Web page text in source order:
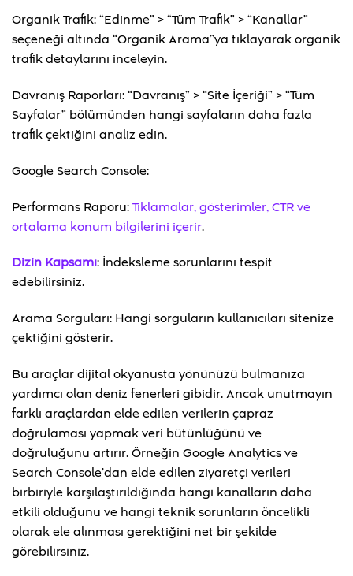
Organik Trafik: “Edinme” > “Tüm Trafik” > “Kanallar”
seçeneği altında “Organik Arama”ya tıklayarak organik
trafik detaylarını inceleyin.
Davranış Raporları: “Davranış” > “Site İçeriği” > “Tüm
Sayfalar” bölümünden hangi sayfaların daha fazla
trafik çektiğini analiz edin.
Google Search Console:
Performans Raporu:Tıklamalar, gösterimler, CTR ve
ortalama konum bilgilerini içerir.
Dizin Kapsamı: İndeksleme sorunlarını tespit
edebilirsiniz.
Arama Sorguları: Hangi sorguların kullanıcıları sitenize
çektiğini gösterir.
Bu araçlar dijital okyanusta yönünüzü bulmanıza
yardımcı olan deniz fenerleri gibidir. Ancak unutmayın
farklı araçlardan elde edilen verilerin çapraz
doğrulaması yapmak veri bütünlüğünü ve
doğruluğunu artırır. Örneğin Google Analytics ve
Search Console’dan elde edilen ziyaretçi verileri
birbiriyle karşılaştırıldığında hangi kanalların daha
etkili olduğunu ve hangi teknik sorunların öncelikli
olarak ele alınması gerektiğini net bir şekilde
görebilirsiniz.